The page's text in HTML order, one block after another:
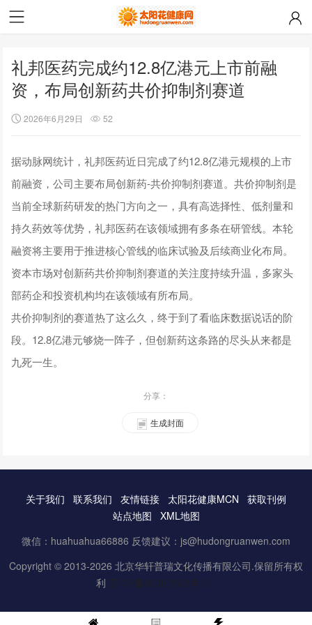
礼邦医药完成约12.8亿港元上市前融
资，布局创新药共价抑制剂赛道
2026年6月29日 52
据动脉网统计，礼邦医药近日完成了约12.8亿港元规模的上市
前融资，公司主要布局创新药-共价抑制剂赛道。共价抑制剂是
当前全球新药研发的热门方向之一，具有高选择性、低剂量和
持久药效等优势，礼邦医药在该领域拥有多条在研管线。本轮
融资将主要用于推进核心管线的临床试验及后续商业化布局。
资本市场对创新药共价抑制剂赛道的关注度持续升温，多家头
部药企和投资机构均在该领域有所布局。
共价抑制剂的赛道热了这么久，终于到了看临床数据说话的阶
段。12.8亿港元够烧一阵子，但创新药这条路的尽头从来都是
九死一生。
分享：
生成封面
关于我们 联系我们 友情链接 太阳花健康MCN
获取刊例
站点地图
XML地图
微信：huahuahua66886 反馈建议：js@hudongruanwen.com
Copyright © 2013-2026 北京华轩普瑞文化传播有限公司.保留所有权
利 京ICP备16061888号-3